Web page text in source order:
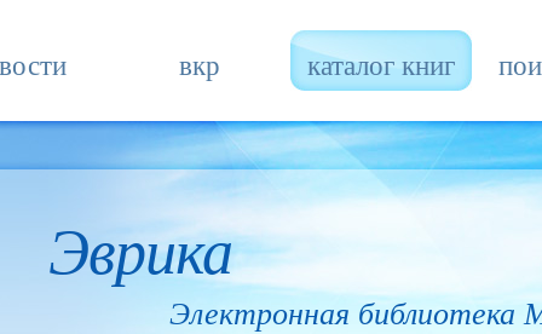
вкр каталог книг
Эврика
Электронная